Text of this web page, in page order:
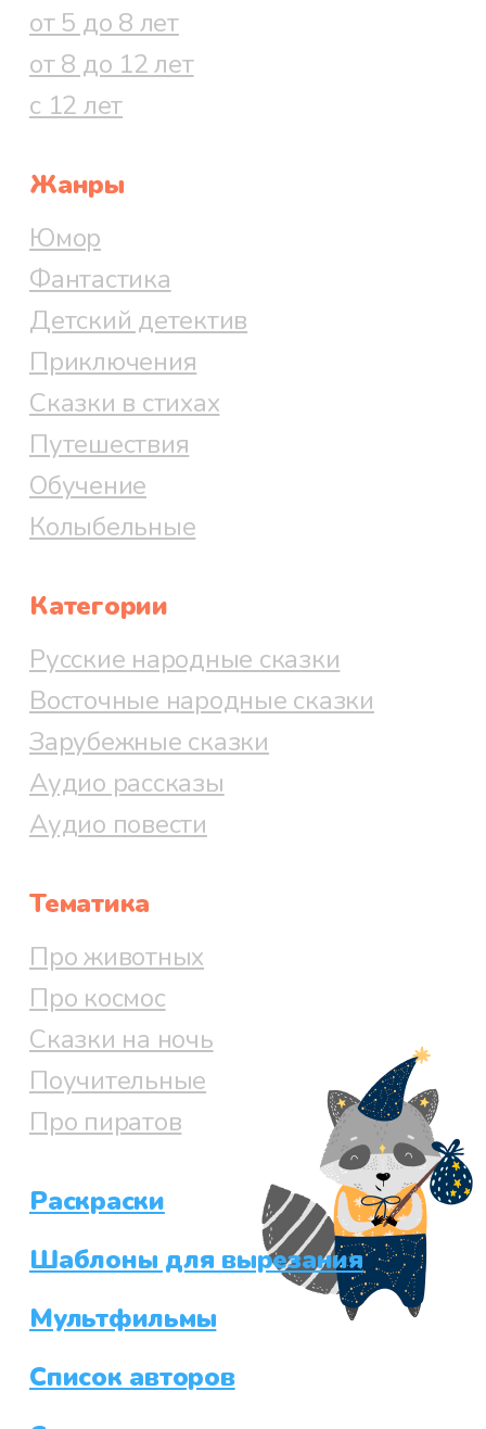
от 5 до 8 лет
от 8 до 12 лет
с 12 лет
Жанры
Юмор
Фантастика
Детский детектив
Приключения
Сказки в стихах
Путешествия
Обучение
Колыбельные
Категории
Русские народные сказки
Восточные народные сказки
Зарубежные сказки
Аудио рассказы
Аудио повести
Тематика
Про животных
Про космос
Сказки на ночь
Поучительные
Про пиратов
Раскраски
Шаблоны для вырезания
Мультфильмы
Список авторов